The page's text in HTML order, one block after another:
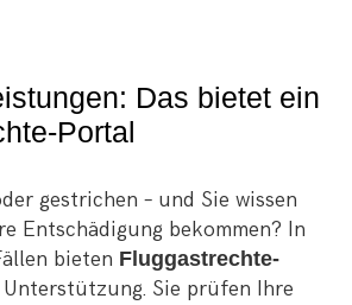
Das bietet ein
Portal
gestrichen – und Sie wissen
Entschädigung bekommen? In
bieten Fluggastrechte-
Sie prüfen Ihre